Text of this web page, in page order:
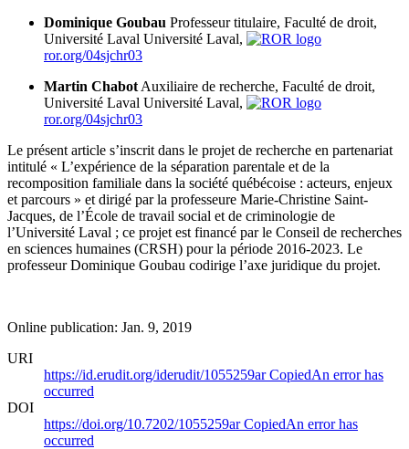
Dominique Goubau Professeur titulaire, Faculté de droit,
Université Laval Université Laval,
ror.org/04sjchr03
Martin Chabot Auxiliaire de recherche, Faculté de droit,
Université Laval Université Laval,
ror.org/04sjchr03
Le présent article s’inscrit dans le projet de recherche en partenariat
intitulé « L’expérience de la séparation parentale et de la
recomposition familiale dans la société québécoise : acteurs, enjeux
et parcours » et dirigé par la professeure Marie-Christine Saint-
Jacques, de l’École de travail social et de criminologie de
l’Université Laval ; ce projet est financé par le Conseil de recherches
en sciences humaines (CRSH) pour la période 2016-2023. Le
professeur Dominique Goubau codirige l’axe juridique du projet.
Online publication: Jan. 9, 2019
URI
https://id.erudit.org/iderudit/1055259arCopiedAn error has
occurred
DOI
https://doi.org/10.7202/1055259arCopiedAn error has
occurred